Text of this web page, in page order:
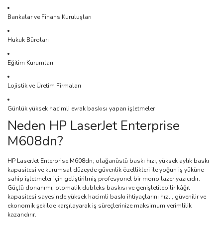
Bankalar ve Finans Kuruluşları
Hukuk Büroları
Eğitim Kurumları
Lojistik ve Üretim Firmaları
Günlük yüksek hacimli evrak baskısı yapan işletmeler
Neden HP LaserJet Enterprise
M608dn?
HP LaserJet Enterprise M608dn; olağanüstü baskı hızı, yüksek aylık baskı
kapasitesi ve kurumsal düzeyde güvenlik özellikleri ile yoğun iş yüküne
sahip işletmeler için geliştirilmiş profesyonel bir mono lazer yazıcıdır.
Güçlü donanımı, otomatik dubleks baskısı ve genişletilebilir kâğıt
kapasitesi sayesinde yüksek hacimli baskı ihtiyaçlarını hızlı, güvenilir ve
ekonomik şekilde karşılayarak iş süreçlerinize maksimum verimlilik
kazandırır.